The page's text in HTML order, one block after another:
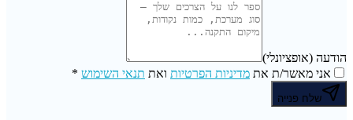
הודעה (אופציונלי)
אני מאשר/ת את מדיניות הפרטיות ואת תנאי השימוש *
שלח פנייה